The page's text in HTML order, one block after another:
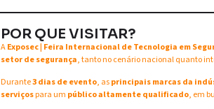
POR QUE VISITAR?
AExposec | Feira Internacional de Tecnologia em
setor de segurança, tanto no cenário nacional quanto
Durante3 dias de evento, asprincipais marcas da
serviçospara um público altamente qualificado, em